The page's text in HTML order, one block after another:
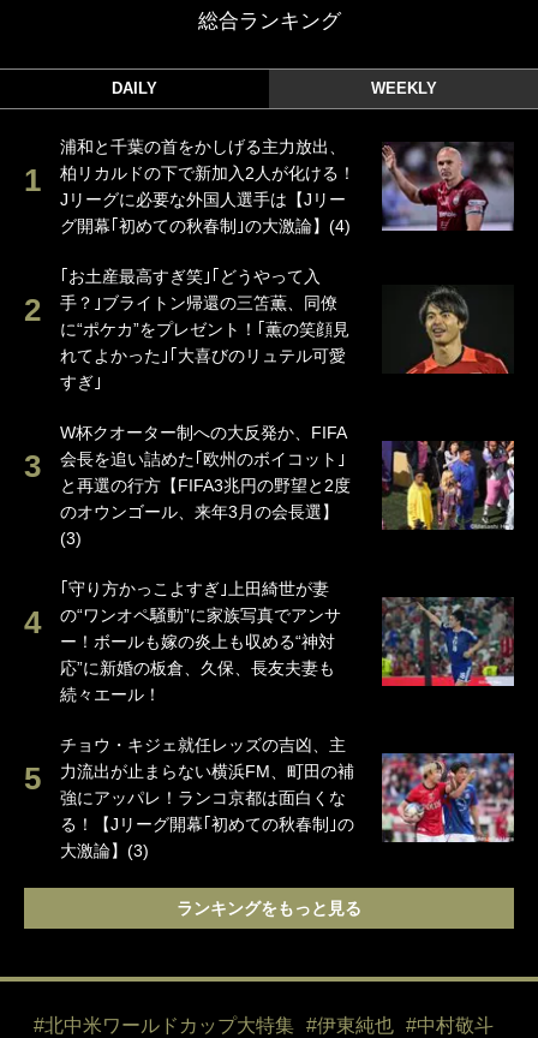
総合ランキング
DAILY WEEKLY
浦和と千葉の首をかしげる主力放出、
柏リカルドの下で新加入2人が化ける！
Jリーグに必要な外国人選手は【Jリー
グ開幕｢初めての秋春制｣の大激論】(4)
｢お土産最高すぎ笑｣｢どうやって入
手？｣ブライトン帰還の三笘薫、同僚
に“ポケカ”をプレゼント！｢薫の笑顔見
れてよかった｣｢大喜びのリュテル可愛
すぎ｣
W杯クオーター制への大反発か、FIFA
会長を追い詰めた｢欧州のボイコット｣
と再選の行方【FIFA3兆円の野望と2度
のオウンゴール、来年3月の会長選】
(3)
｢守り方かっこよすぎ｣上田綺世が妻
の“ワンオペ騒動”に家族写真でアンサ
ー！ボールも嫁の炎上も収める“神対
応”に新婚の板倉、久保、長友夫妻も
続々エール！
チョウ・キジェ就任レッズの吉凶、主
力流出が止まらない横浜FM、町田の補
強にアッパレ！ランコ京都は面白くな
る！【Jリーグ開幕｢初めての秋春制｣の
大激論】(3)
ランキングをもっと見る
#北中米ワールドカップ大特集 #伊東純也
#中村敬斗